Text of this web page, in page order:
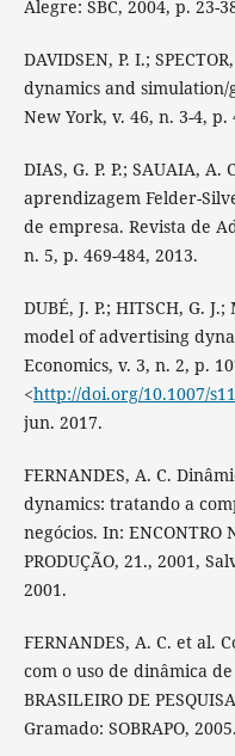
Alegre: SBC, 2004, p. 23-
DAVIDSEN, P. I.;
dynamics and
New York, v. 46, n. 3-4, p.
DIAS, G. P. P.; SAUAIA, A.
aprendizagem Felder-
de empresa. Revista de
n. 5, p. 469-484, 2013.
DUBÉ, J. P.; HITSCH, G.
model of advertising
Economics, v. 3, n. 2, p.
<http://doi.org/10.1007/
jun. 2017.
FERNANDES, A. C.
dynamics: tratando a
negócios. In: ENCONTRO
PRODUÇÃO, 21., 2001,
2001.
FERNANDES, A. C. et al.
com o uso de dinâmica de
BRASILEIRO DE
Gramado: SOBRAPO, 2005.